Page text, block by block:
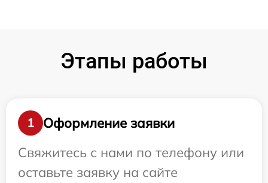
Этапы работы
1
Оформление заявки
Свяжитесь с нами по телефону или
оставьте заявку на сайте